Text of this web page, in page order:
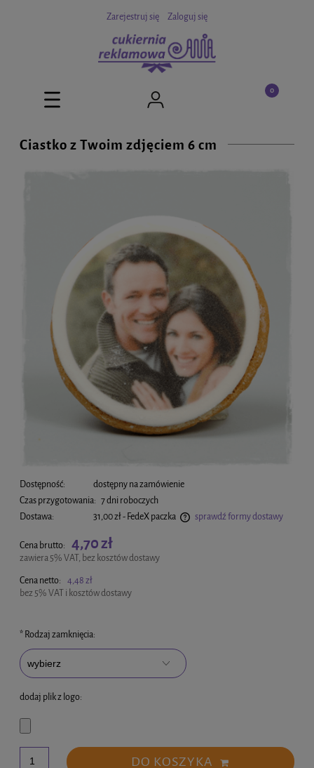
Zarejestruj się Zaloguj się
Ciastko z Twoim zdjęciem 6 cm
Dostępność:
dostępny na zamówienie
Czas przygotowania: 7 dni roboczych
Dostawa:
31,00 zł- FedeX paczka sprawdź formy dostawy
Cena brutto: 4,70 zł
zawiera 5% VAT, bez kosztów dostawy
Cena netto: 4,48 zł
bez 5% VAT i kosztów dostawy
*Rodzaj zamknięcia:
dodaj plik z logo:
DO KOSZYKA